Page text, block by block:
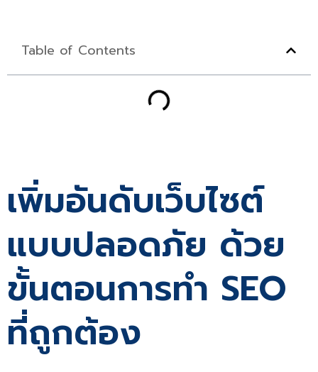
Table of Contents
เพิ่มอันดับเว็บไซต์
แบบปลอดภัย ด้วย
ขั้นตอนการทำ SEO
ที่ถูกต้อง